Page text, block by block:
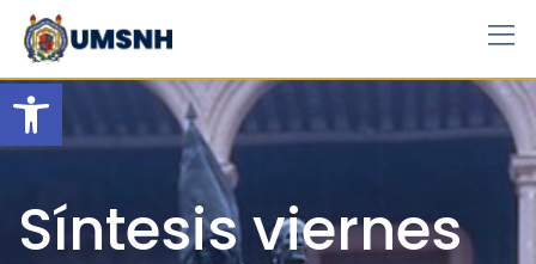
Open toolbar
Skip
content
Síntesis viernes